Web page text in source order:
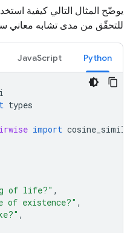
يوضّح المثال التالي كيفية
للتحقّق من مدى تشابه معاني
Python
JavaScript
types
import
of life?" ,
of existence?" ,
,